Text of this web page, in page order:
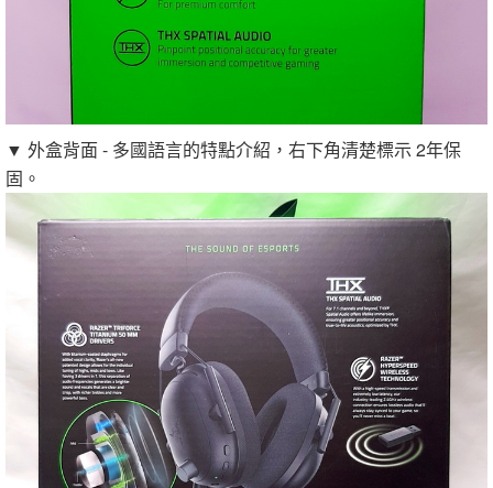
▼ 外盒背面 - 多國語言的特點介紹，右下角清楚標示 2年保
固。